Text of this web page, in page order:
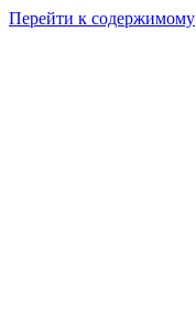
Перейти к содержимому